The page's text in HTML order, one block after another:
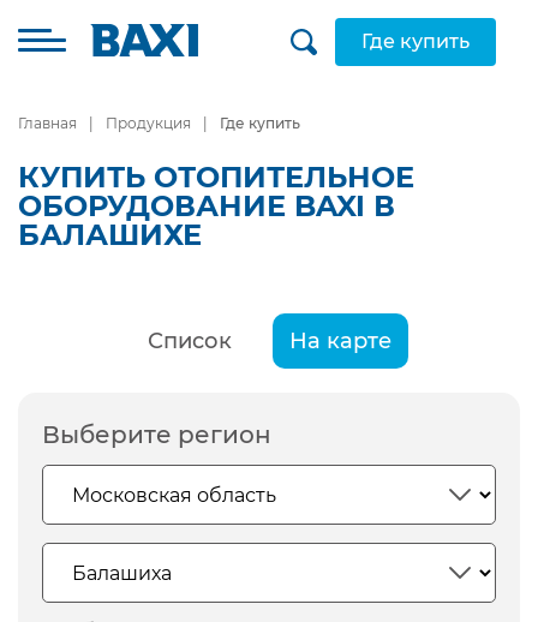
Где купить
Главная Продукция Где купить
КУПИТЬ ОТОПИТЕЛЬНОЕ
ОБОРУДОВАНИЕ BAXI В
БАЛАШИХЕ
Список На карте
Выберите регион